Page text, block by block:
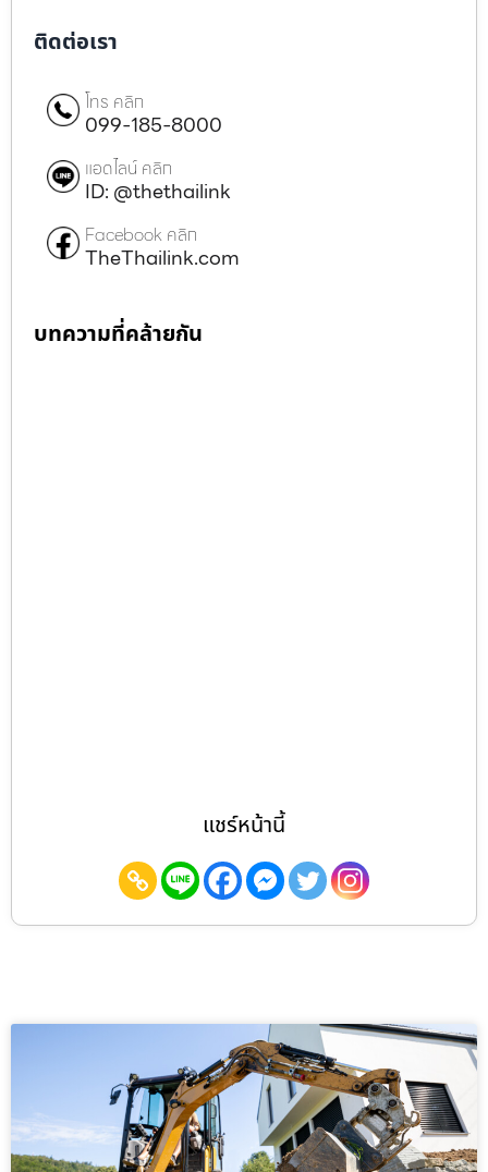
ติดต่อเรา
โทร คลิก
099-185-8000
แอดไลน์ คลิก
ID: @thethailink
Facebook คลิก
TheThailink.com
บทความที่คล้ายกัน
แชร์หน้านี้